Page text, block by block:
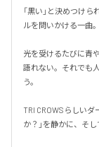
「黒い」と決めつけ
ルを問いかける一曲。
光を受けるたびに青
語れない。それでも
う。
TRI CROWSらしい
か？」を静かに、そ